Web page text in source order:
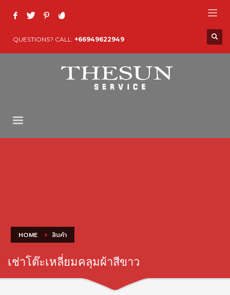
QUESTIONS? CALL: +66949622949
HOME สินค้า
เช่าโต๊ะเหลี่ยมคลุมผ้าสีขาว